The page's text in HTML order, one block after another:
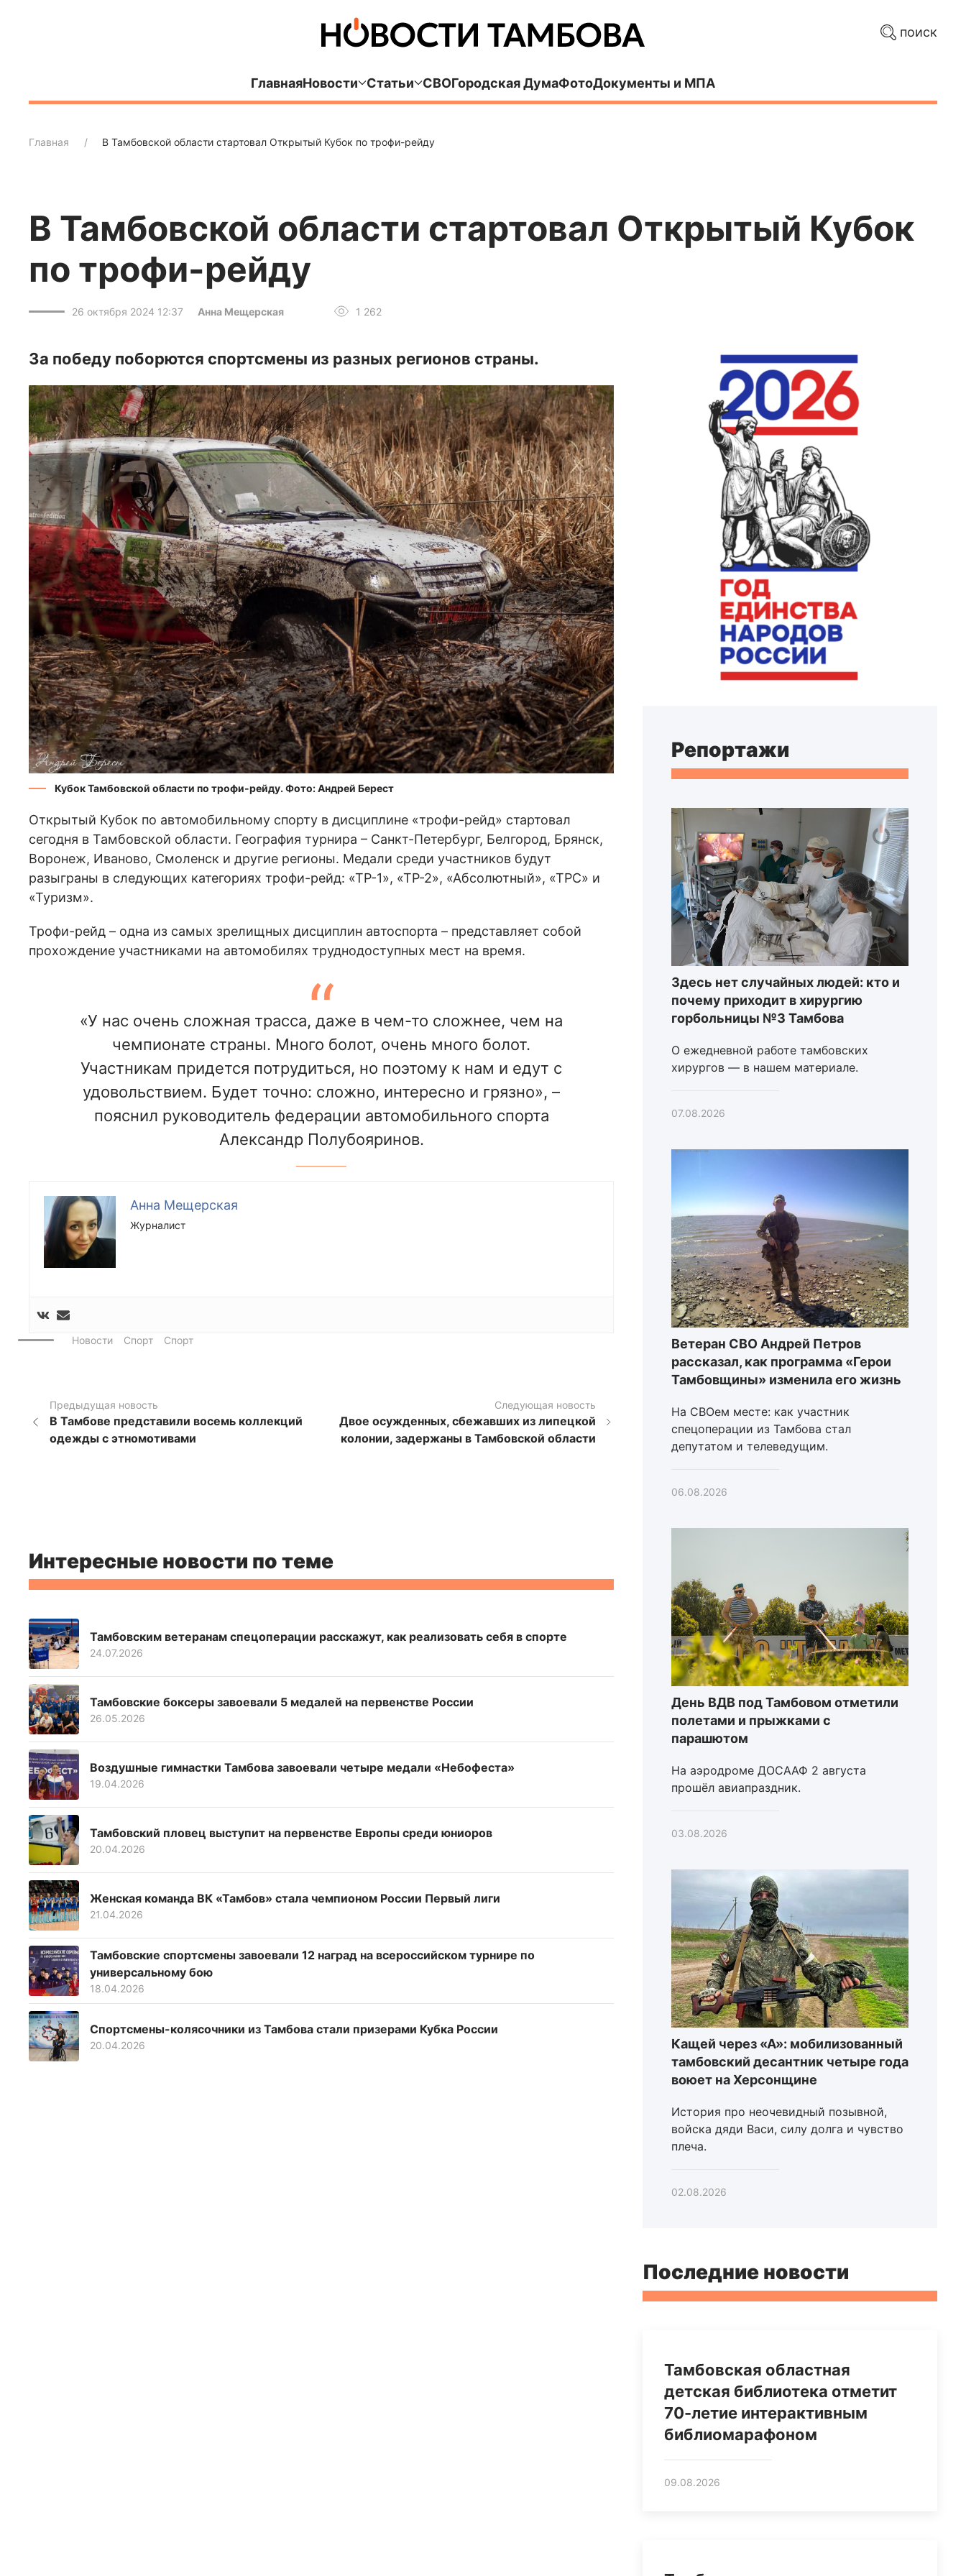
поиск
ГлавнаяНовости Статьи СВОГородская ДумаФотоДокументы и МПА
Главная В Тамбовской области стартовал Открытый Кубок по трофи-рейду
В Тамбовской области стартовал Открытый Кубок
по трофи-рейду
26 октября 2024 12:37 Анна Мещерская 1 262
За победу поборются спортсмены из разных регионов страны.
Кубок Тамбовской области по трофи-рейду. Фото: Андрей Берест
Открытый Кубок по автомобильному спорту в дисциплине «трофи-рейд» стартовал
сегодня в Тамбовской области. География турнира – Санкт-Петербург, Белгород, Брянск,
Воронеж, Иваново, Смоленск и другие регионы. Медали среди участников будут
разыграны в следующих категориях трофи-рейд: «ТР-1», «ТР-2», «Абсолютный», «ТРС» и
«Туризм».
Трофи-рейд – одна из самых зрелищных дисциплин автоспорта – представляет собой
прохождение участниками на автомобилях труднодоступных мест на время.
«У нас очень сложная трасса, даже в чем-то сложнее, чем на
чемпионате страны. Много болот, очень много болот.
Участникам придется потрудиться, но поэтому к нам и едут с
удовольствием. Будет точно: сложно, интересно и грязно», –
пояснил руководитель федерации автомобильного спорта
Александр Полубояринов.
Анна Мещерская
Журналист
Новости Спорт Спорт
Предыдущая новость
В Тамбове представили восемь коллекций
одежды с этномотивами
Следующая новость
Двое осужденных, сбежавших из липецкой
колонии, задержаны в Тамбовской области
Интересные новости по теме
Тамбовским ветеранам спецоперации расскажут, как реализовать себя в спорте
24.07.2026
Тамбовские боксеры завоевали 5 медалей на первенстве России
26.05.2026
Воздушные гимнастки Тамбова завоевали четыре медали «Небофеста»
19.04.2026
Тамбовский пловец выступит на первенстве Европы среди юниоров
20.04.2026
Женская команда ВК «Тамбов» стала чемпионом России Первый лиги
21.04.2026
Тамбовские спортсмены завоевали 12 наград на всероссийском турнире по
универсальному бою
18.04.2026
Спортсмены-колясочники из Тамбова стали призерами Кубка России
20.04.2026
Репортажи
Здесь нет случайных людей: кто и
почему приходит в хирургию
горбольницы №3 Тамбова
О ежедневной работе тамбовских
хирургов — в нашем материале.
07.08.2026
Ветеран СВО Андрей Петров
рассказал, как программа «Герои
Тамбовщины» изменила его жизнь
На СВОем месте: как участник
спецоперации из Тамбова стал
депутатом и телеведущим.
06.08.2026
День ВДВ под Тамбовом отметили
полетами и прыжками с
парашютом
На аэродроме ДОСААФ 2 августа
прошёл авиапраздник.
03.08.2026
Кащей через «А»: мобилизованный
тамбовский десантник четыре года
воюет на Херсонщине
История про неочевидный позывной,
войска дяди Васи, силу долга и чувство
плеча.
02.08.2026
Последние новости
Тамбовская областная
детская библиотека отметит
70-летие интерактивным
библиомарафоном
09.08.2026